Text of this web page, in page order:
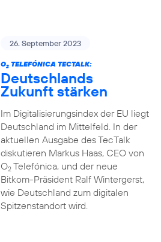
26. September 2023
O2TELEFÓNICA TECTALK:
Deutschlands
Zukunft stärken
Im Digitalisierungsindex der EU liegt
Deutschland im Mittelfeld. In der
aktuellen Ausgabe des TecTalk
diskutieren Markus Haas, CEO von
O2Telefónica, und der neue
Bitkom-Präsident Ralf Wintergerst,
wie Deutschland zum digitalen
Spitzenstandort wird.